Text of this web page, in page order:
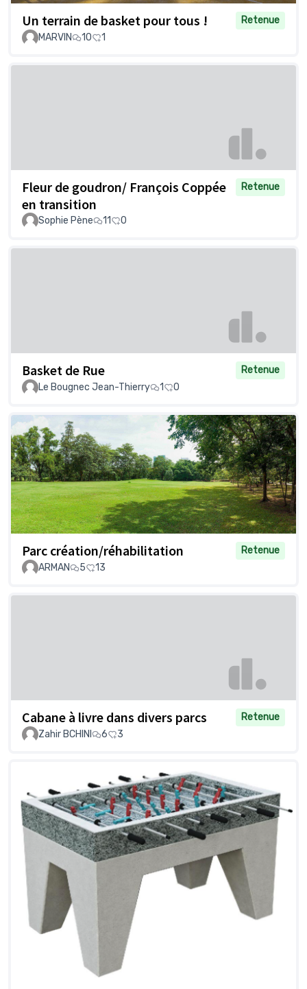
Un terrain de basket pour tous !
Retenue
MARVIN
10 1
Fleur de goudron/ François Coppée
en transition
Retenue
Sophie Pène 11 0
Basket de Rue
Retenue
Le Bougnec Jean-Thierry
1 0
Parc création/réhabilitation
Retenue
ARMAN
5 13
Cabane à livre dans divers parcs
Retenue
Zahir BCHINI
6 3